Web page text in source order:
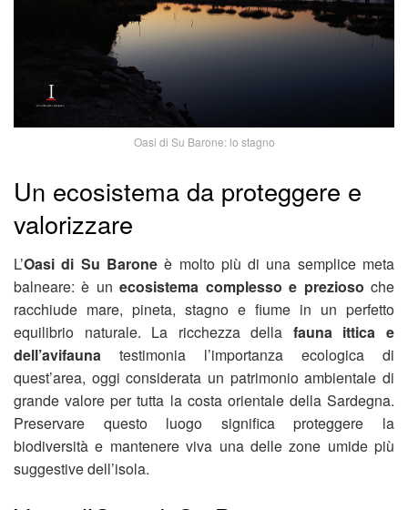
Oasi di Su Barone: lo stagno
Un ecosistema da proteggere e
valorizzare
L’Oasi di Su Baroneè molto più di una semplice meta
balneare: è unecosistema complesso e prezioso che
racchiude mare, pineta, stagno e fiume in un perfetto
equilibrio naturale. La ricchezza della fauna ittica e
dell’avifauna testimonia l’importanza ecologica di
quest’area, oggi considerata un patrimonio ambientale di
grande valore per tutta la costa orientale della Sardegna.
Preservare questo luogo significa proteggere la
biodiversità e mantenere viva una delle zone umide più
suggestive dell’isola.